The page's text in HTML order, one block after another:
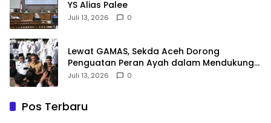
YS Alias Palee
Juli 13, 2026 0
Lewat GAMAS, Sekda Aceh Dorong
Penguatan Peran Ayah dalam Mendukung
Pendidikan Anak
Juli 13, 2026 0
Pos Terbaru